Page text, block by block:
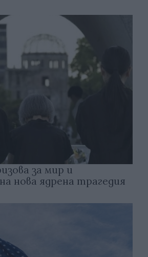
за мир и
нова ядрена трагедия